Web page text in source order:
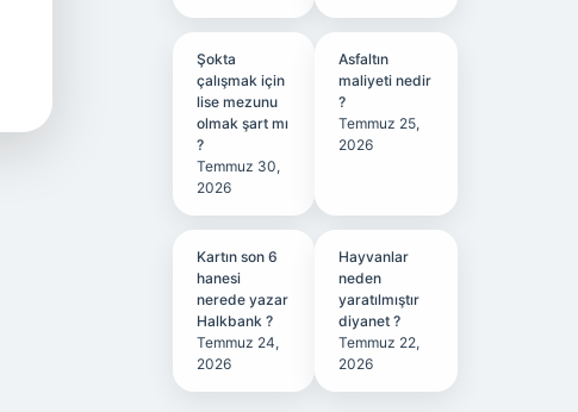
Şokta
çalışmak için
lise mezunu
olmak şart mı
?
Temmuz 30,
2026
Asfaltın
maliyeti nedir
?
Temmuz 25,
2026
Kartın son 6
hanesi
nerede yazar
Halkbank ?
Temmuz 24,
2026
Hayvanlar
neden
yaratılmıştır
diyanet ?
Temmuz 22,
2026